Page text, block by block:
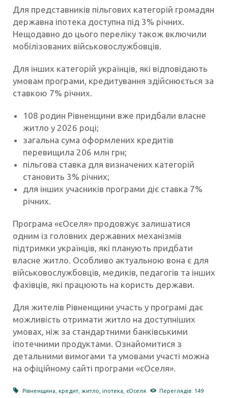
Для представників пільгових категорій громадян
державна іпотека доступна під 3% річних.
Нещодавно до цього переліку також включили
мобілізованих військовослужбовців.
Для інших категорій українців, які відповідають
умовам програми, кредитування здійснюється за
ставкою 7% річних.
108 родин Рівненщини вже придбали власне
житло у 2026 році;
загальна сума оформлених кредитів
перевищила 206 млн грн;
пільгова ставка для визначених категорій
становить 3% річних;
для інших учасників програми діє ставка 7%
річних.
Програма «єОселя» продовжує залишатися
одним із головних державних механізмів
підтримки українців, які планують придбати
власне житло. Особливо актуальною вона є для
військовослужбовців, медиків, педагогів та інших
фахівців, які працюють на користь держави.
Для жителів Рівненщини участь у програмі дає
можливість отримати житло на доступніших
умовах, ніж за стандартними банківськими
іпотечними продуктами. Ознайомитися з
детальними вимогами та умовами участі можна
на офіційному сайті програми «єОселя».
Рівненщина ,кредит житло ,іпотека єОселя Переглядів: 149